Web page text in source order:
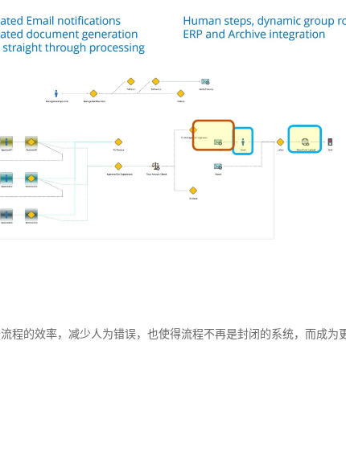
程的效率，减少人为错误，也使得流程不再是封闭的系统，而成为